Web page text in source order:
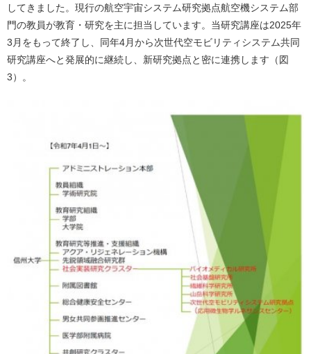
してきました。現行の航空宇宙システム研究拠点航空機システム部
門の教員が教育・研究を主に担当しています。当研究講座は2025年
3月をもって終了し、同年4月から次世代空モビリティシステム共同
研究講座へと発展的に継続し、新研究拠点と密に連携します（図
3）。